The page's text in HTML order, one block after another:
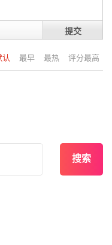
提交
认 最早 最热 评分最高
搜索